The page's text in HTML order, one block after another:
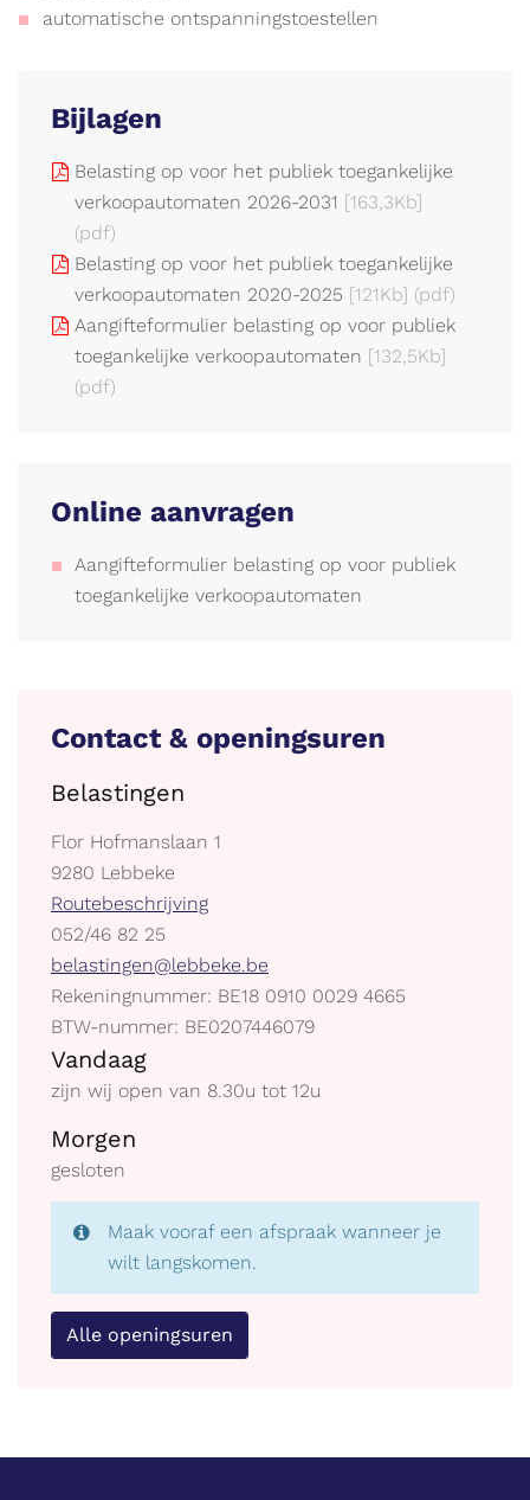
automatische ontspanningstoestellen
Bijlagen
Belasting op voor het publiek toegankelijke
verkoopautomaten 2026-2031 [163,3Kb]
(pdf)
Belasting op voor het publiek toegankelijke
verkoopautomaten 2020-2025 [121Kb] (pdf)
Aangifteformulier belasting op voor publiek
toegankelijke verkoopautomaten [132,5Kb]
(pdf)
Online aanvragen
Aangifteformulier belasting op voor publiek
toegankelijke verkoopautomaten
Contact & openingsuren
Belastingen
Adres
Flor Hofmanslaan 1
,
9280 Lebbeke
Stratenplan
Routebeschrijving
tel.
052/46 82 25
E-
mail
belastingen@lebbeke.be
Ondernemingsnummer
Rekeningnummer: BE18 0910 0029 4665
BTW
BE
BTW-nummer: BE0207446079
Openingsuren
Vandaag
zijn wij open van 8.30u tot 12u
Morgen
gesloten
Maak vooraf een afspraak wanneer je
wilt langskomen.
Alle openingsuren